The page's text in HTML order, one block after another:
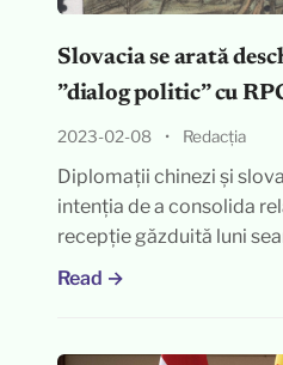
Slovacia se arată
”dialog politic” cu
2023-02-08 • Redacția
Diplomații chinezi și
intenția de a consolida
recepție găzduită luni
Read →